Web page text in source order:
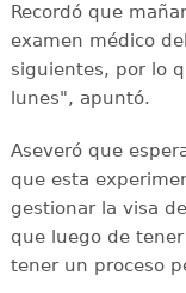
Recordó que
examen médico
siguientes, por lo
lunes", apuntó.
Aseveró que
que esta
gestionar la visa
que luego de
tener un proceso